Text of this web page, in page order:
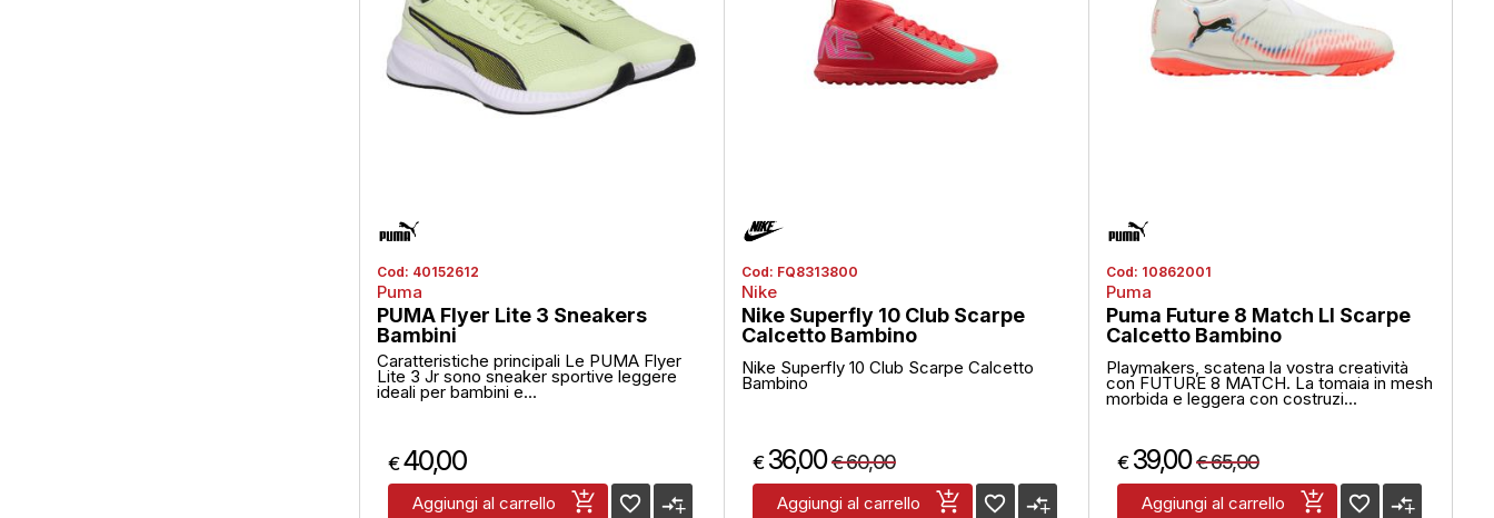
Cod: 40152612
Puma
PUMA Flyer Lite 3 Sneakers
Bambini
Caratteristiche principali Le PUMA Flyer
Lite 3 Jr sono sneaker sportive leggere
ideali per bambini e...
€ 40,00
Aggiungi al carrello favorite_border compare_arrows
Cod: FQ8313800
Nike
Nike Superfly 10 Club Scarpe
Calcetto Bambino
Nike Superfly 10 Club Scarpe Calcetto
Bambino
€ 36,00 €60,00
Aggiungi al carrello favorite_border compare_arrows
Cod: 10862001
Puma
Puma Future 8 Match Ll Scarpe
Calcetto Bambino
Playmakers, scatena la vostra creatività
con FUTURE 8 MATCH. La tomaia in mesh
morbida e leggera con costruzi...
€ 39,00 €65,00
Aggiungi al carrello favorite_border compare_arrows